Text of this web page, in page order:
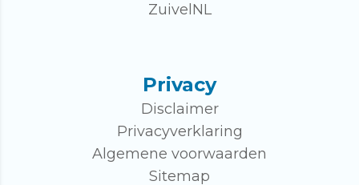
ZuivelNL
Privacy
Disclaimer
Privacyverklaring
Algemene voorwaarden
Sitemap